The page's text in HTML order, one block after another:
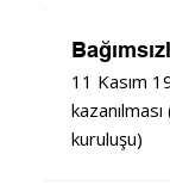
11 Kasım
kuruluşu)